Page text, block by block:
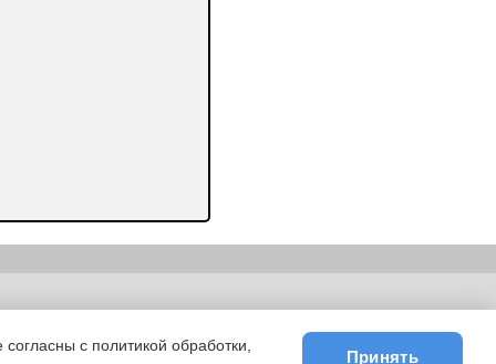
|E-mail
с политикой обработки,
Принять